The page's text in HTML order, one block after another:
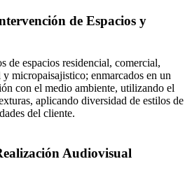
de Espacios y
de espacios residencial, comercial,
micropaisajistico; enmarcados en un
con el medio ambiente, utilizando el
aplicando diversidad de estilos de
del cliente.
Audiovisual